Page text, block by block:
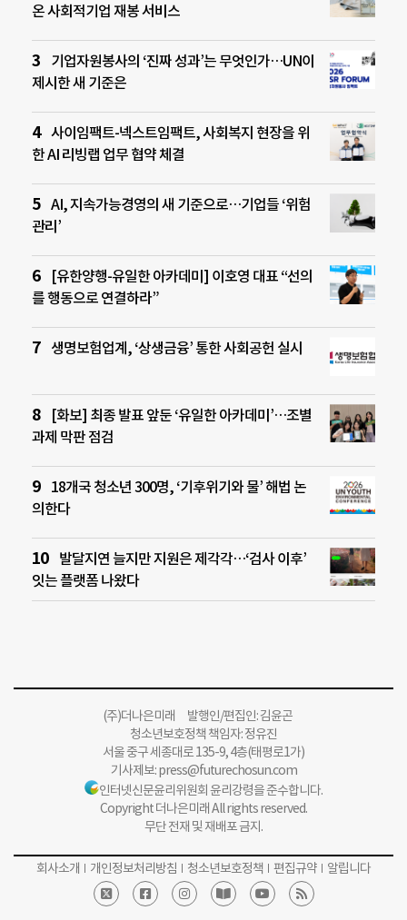
온 사회적기업 재봉 서비스
기업자원봉사의 ‘진짜 성과’는 무엇인가…UN이
제시한 새 기준은
사이임팩트-넥스트임팩트, 사회복지 현장을 위
한 AI 리빙랩 업무 협약 체결
AI, 지속가능경영의 새 기준으로…기업들 ‘위험
관리’
[유한양행-유일한 아카데미] 이호영 대표 “선의
를 행동으로 연결하라”
생명보험업계, ‘상생금융’ 통한 사회공헌 실시
[화보] 최종 발표 앞둔 ‘유일한 아카데미’…조별
과제 막판 점검
18개국 청소년 300명, ‘기후위기와 물’ 해법 논
의한다
발달지연 늘지만 지원은 제각각…‘검사 이후’
잇는 플랫폼 나왔다
(주)더나은미래 발행인/편집인: 김윤곤
청소년보호정책 책임자: 정유진
서울 중구 세종대로 135-9, 4층(태평로1가)
기사제보:press@futurechosun.com
인터넷신문윤리위원회 윤리강령을 준수합니다.
Copyright 더나은미래 All rights reserved.
무단 전재 및 재배포 금지.
회사소개 개인정보처리방침 청소년보호정책 편집규약 알립니다